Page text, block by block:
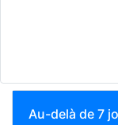
Au-delà de 7